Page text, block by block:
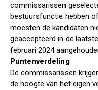
commissarissen
bestuursfunctie hebben
moesten de kandidaten
geaccepteerd in de
februari 2024
Puntenverdeling
De commissarissen
de hoogte van het eigen